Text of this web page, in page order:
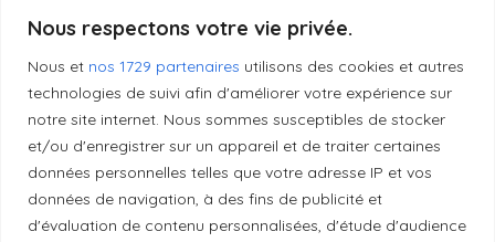
Nous respectons votre vie privée.
Nous et nos 1729 partenaires utilisons des cookies et autres
technologies de suivi afin d'améliorer votre expérience sur
notre site internet. Nous sommes susceptibles de stocker
et/ou d'enregistrer sur un appareil et de traiter certaines
données personnelles telles que votre adresse IP et vos
données de navigation, à des fins de publicité et
d'évaluation de contenu personnalisées, d'étude d'audience
Produits transformés artisanaux
Liens utiles
Mentions légales